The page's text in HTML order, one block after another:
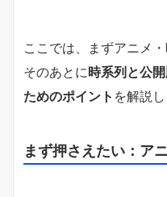
ここでは、まずアニメ
そのあとに時系列と公
ためのポイント を解説し
まず押さえたい：ア